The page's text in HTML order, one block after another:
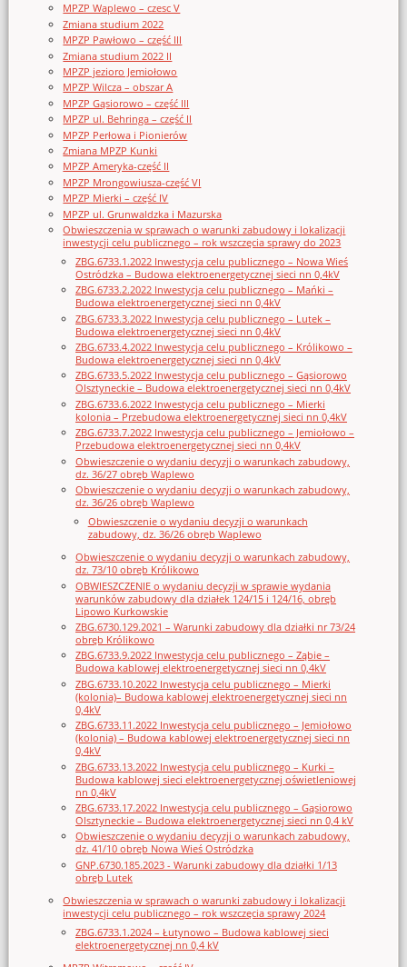
MPZP Waplewo – czesc V
Zmiana studium 2022
MPZP Pawłowo – część III
Zmiana studium 2022 II
MPZP jezioro Jemiołowo
MPZP Wilcza – obszar A
MPZP Gąsiorowo – część III
MPZP ul. Behringa – część II
MPZP Perłowa i Pionierów
Zmiana MPZP Kunki
MPZP Ameryka-część II
MPZP Mrongowiusza-część VI
MPZP Mierki – część IV
MPZP ul. Grunwaldzka i Mazurska
Obwieszczenia w sprawach o warunki zabudowy i lokalizacji
inwestycji celu publicznego – rok wszczęcia sprawy do 2023
ZBG.6733.1.2022 Inwestycja celu publicznego – Nowa Wieś
Ostródzka – Budowa elektroenergetycznej sieci nn 0,4kV
ZBG.6733.2.2022 Inwestycja celu publicznego – Mańki –
Budowa elektroenergetycznej sieci nn 0,4kV
ZBG.6733.3.2022 Inwestycja celu publicznego – Lutek –
Budowa elektroenergetycznej sieci nn 0,4kV
ZBG.6733.4.2022 Inwestycja celu publicznego – Królikowo –
Budowa elektroenergetycznej sieci nn 0,4kV
ZBG.6733.5.2022 Inwestycja celu publicznego – Gąsiorowo
Olsztyneckie – Budowa elektroenergetycznej sieci nn 0,4kV
ZBG.6733.6.2022 Inwestycja celu publicznego – Mierki
kolonia – Przebudowa elektroenergetycznej sieci nn 0,4kV
ZBG.6733.7.2022 Inwestycja celu publicznego – Jemiołowo –
Przebudowa elektroenergetycznej sieci nn 0,4kV
Obwieszczenie o wydaniu decyzji o warunkach zabudowy,
dz. 36/27 obręb Waplewo
Obwieszczenie o wydaniu decyzji o warunkach zabudowy,
dz. 36/26 obręb Waplewo
Obwieszczenie o wydaniu decyzji o warunkach
zabudowy, dz. 36/26 obręb Waplewo
Obwieszczenie o wydaniu decyzji o warunkach zabudowy,
dz. 73/10 obręb Królikowo
OBWIESZCZENIE o wydaniu decyzji w sprawie wydania
warunków zabudowy dla działek 124/15 i 124/16, obręb
Lipowo Kurkowskie
ZBG.6730.129.2021 – Warunki zabudowy dla działki nr 73/24
obręb Królikowo
ZBG.6733.9.2022 Inwestycja celu publicznego – Ząbie –
Budowa kablowej elektroenergetycznej sieci nn 0,4kV
ZBG.6733.10.2022 Inwestycja celu publicznego – Mierki
(kolonia)– Budowa kablowej elektroenergetycznej sieci nn
0,4kV
ZBG.6733.11.2022 Inwestycja celu publicznego – Jemiołowo
(kolonia) – Budowa kablowej elektroenergetycznej sieci nn
0,4kV
ZBG.6733.13.2022 Inwestycja celu publicznego – Kurki –
Budowa kablowej sieci elektroenergetycznej oświetleniowej
nn 0,4kV
ZBG.6733.17.2022 Inwestycja celu publicznego – Gąsiorowo
Olsztyneckie – Budowa elektroenergetycznej sieci nn 0,4 kV
Obwieszczenie o wydaniu decyzji o warunkach zabudowy,
dz. 41/10 obręb Nowa Wieś Ostródzka
GNP.6730.185.2023 - Warunki zabudowy dla działki 1/13
obręb Lutek
Obwieszczenia w sprawach o warunki zabudowy i lokalizacji
inwestycji celu publicznego – rok wszczęcia sprawy 2024
ZBG.6733.1.2024 – Łutynowo – Budowa kablowej sieci
elektroenergetycznej nn 0,4 kV